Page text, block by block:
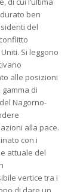
ben
del
Si leggono
alle posizioni
di
Nagorno-
alla pace.
con i
attuale del
vertice tra i